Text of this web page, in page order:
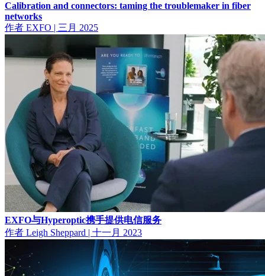
Calibration and connectors: taming the troublemaker in fiber
networks
作者 EXFO | 三月 2025
EXFO与Hyperoptic携手提供电信服务
作者 Leigh Sheppard | 十一月 2023